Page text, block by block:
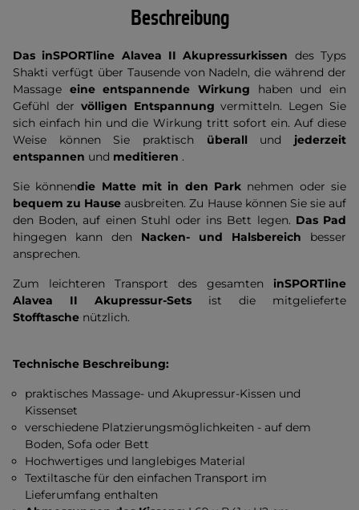
Beschreibung
Das inSPORTline Alavea II Akupressurkissen des Typs
Shakti verfügt über Tausende von Nadeln, die während der
Massage eine entspannende Wirkung haben und ein
Gefühl der völligen Entspannung vermitteln. Legen Sie
sich einfach hin und die Wirkung tritt sofort ein. Auf diese
Weise können Sie praktisch überallund jederzeit
entspannen und meditieren .
Sie könnendie Matte mit in den Park nehmen oder sie
bequem zu Hause ausbreiten. Zu Hause können Sie sie auf
den Boden, auf einen Stuhl oder ins Bett legen. Das Pad
hingegen kann den Nacken- und Halsbereich besser
ansprechen.
Zum leichteren Transport des gesamten inSPORTline
Alavea II Akupressur-Sets ist die mitgelieferte
Stofftasche nützlich.
Technische Beschreibung:
praktisches Massage- und Akupressur-Kissen und
Kissenset
verschiedene Platzierungsmöglichkeiten - auf dem
Boden, Sofa oder Bett
Hochwertiges und langlebiges Material
Textiltasche für den einfachen Transport im
Lieferumfang enthalten